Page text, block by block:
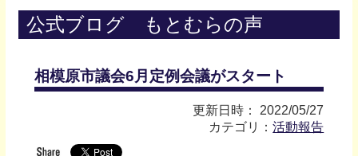
公式ブログ もとむらの声
相模原市議会6月定例会議がスタート
更新日時： 2022/05/27
カテゴリ：活動報告